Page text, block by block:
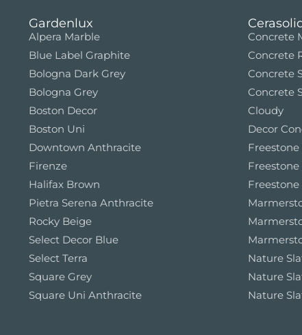
Gardenlux
Alpera Marble
Blue Label Graphite
Bologna Dark Grey
Bologna Grey
Boston Decor
Boston Uni
Downtown Anthracite
Firenze
Halifax Brown
Pietra Serena Anthracite
Rocky Beige
Select Decor Blue
Select Terra
Square Grey
Square Uni Anthracite
Concrete
Concrete
Concrete
Concrete
Cloudy
Decor
Freestone
Nature
Nature
Nature